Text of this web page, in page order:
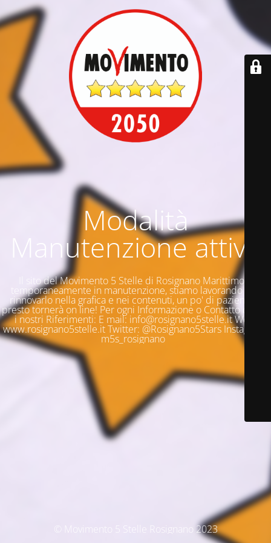
Modalità
Manutenzione attiva
Il sito del Movimento 5 Stelle di Rosignano Marittimo è
temporaneamente in manutenzione, stiamo lavorando per
rinnovarlo nella grafica e nei contenuti, un po' di pazienza e
presto tornerà on line! Per ogni Informazione o Contatto questi
i nostri Riferimenti: E mail: info@rosignano5stelle.it Web:
www.rosignano5stelle.it Twitter: @Rosignano5Stars Instagram:
m5s_rosignano
© Movimento 5 Stelle Rosignano 2023